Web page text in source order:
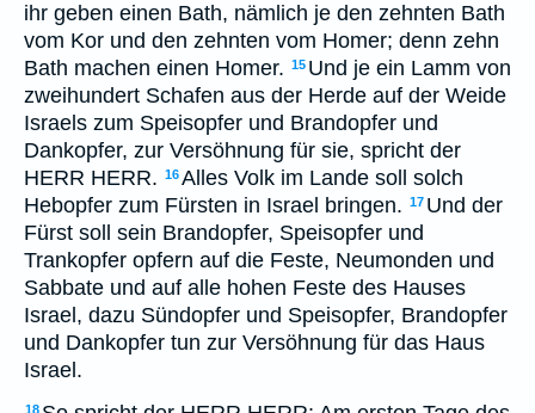
ihr geben einen Bath, nämlich je den zehnten Bath
vom Kor und den zehnten vom Homer; denn zehn
Bath machen einen Homer. 15 Und je ein Lamm von
zweihundert Schafen aus der Herde auf der Weide
Israels zum Speisopfer und Brandopfer und
Dankopfer, zur Versöhnung für sie, spricht der
HERR HERR. 16Alles Volk im Lande soll solch
Hebopfer zum Fürsten in Israel bringen. 17 Und der
Fürst soll sein Brandopfer, Speisopfer und
Trankopfer opfern auf die Feste, Neumonden und
Sabbate und auf alle hohen Feste des Hauses
Israel, dazu Sündopfer und Speisopfer, Brandopfer
und Dankopfer tun zur Versöhnung für das Haus
Israel.
18